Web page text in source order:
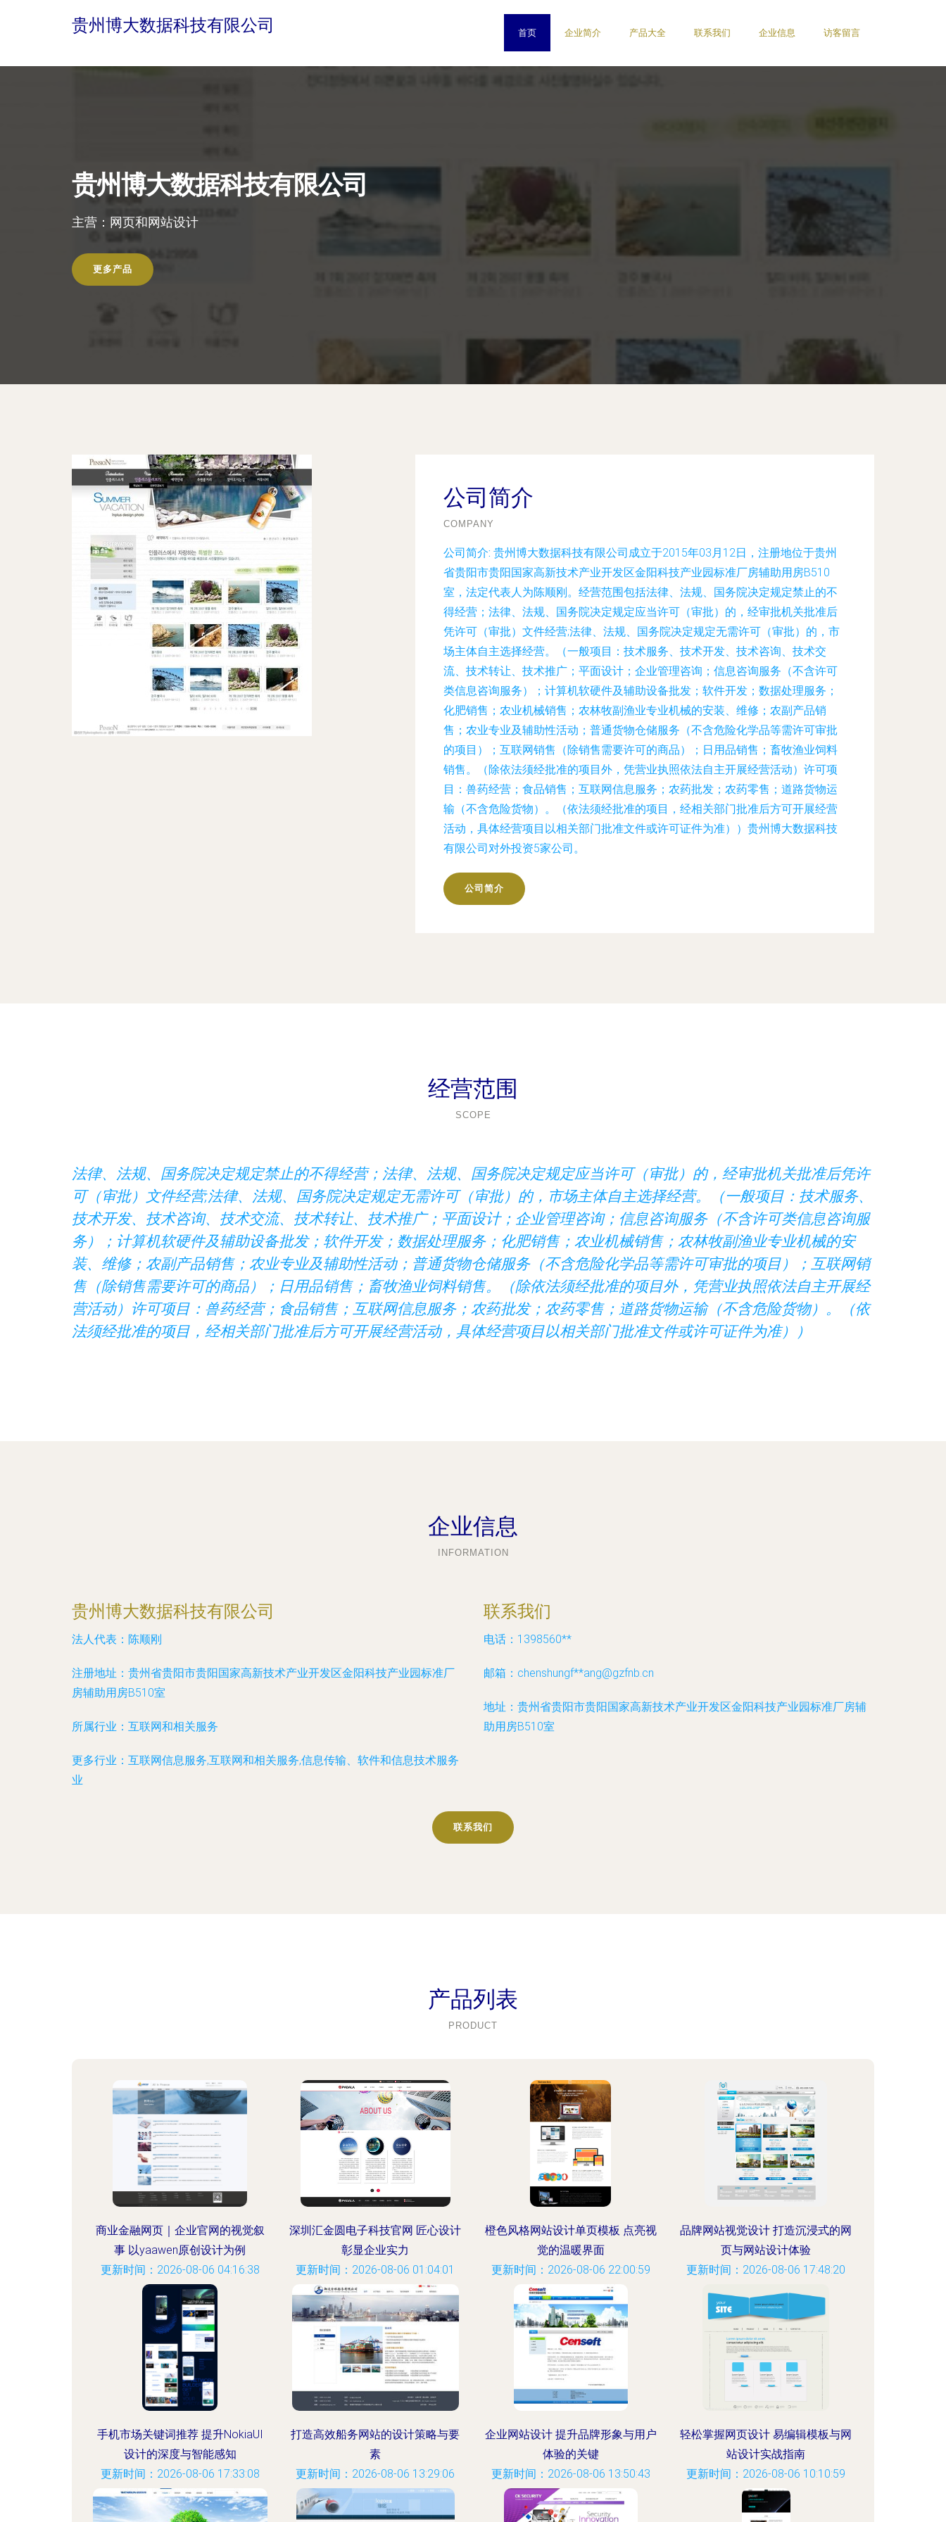
贵州博大数据科技有限公司 首页 企业简介 产品大全 联系我们 企业信息 访客留言
贵州博大数据科技有限公司
主营：网页和网站设计
更多产品
公司简介
COMPANY
公司简介: 贵州博大数据科技有限公司成立于2015年03月12日，注册地位于贵州
省贵阳市贵阳国家高新技术产业开发区金阳科技产业园标准厂房辅助用房B510
室，法定代表人为陈顺刚。经营范围包括法律、法规、国务院决定规定禁止的不
得经营；法律、法规、国务院决定规定应当许可（审批）的，经审批机关批准后
凭许可（审批）文件经营;法律、法规、国务院决定规定无需许可（审批）的，市
场主体自主选择经营。（一般项目：技术服务、技术开发、技术咨询、技术交
流、技术转让、技术推广；平面设计；企业管理咨询；信息咨询服务（不含许可
类信息咨询服务）；计算机软硬件及辅助设备批发；软件开发；数据处理服务；
化肥销售；农业机械销售；农林牧副渔业专业机械的安装、维修；农副产品销
售；农业专业及辅助性活动；普通货物仓储服务（不含危险化学品等需许可审批
的项目）；互联网销售（除销售需要许可的商品）；日用品销售；畜牧渔业饲料
销售。（除依法须经批准的项目外，凭营业执照依法自主开展经营活动）许可项
目：兽药经营；食品销售；互联网信息服务；农药批发；农药零售；道路货物运
输（不含危险货物）。（依法须经批准的项目，经相关部门批准后方可开展经营
活动，具体经营项目以相关部门批准文件或许可证件为准））贵州博大数据科技
有限公司对外投资5家公司。
公司简介
经营范围
SCOPE
法律、法规、国务院决定规定禁止的不得经营；法律、法规、国务院决定规定应当许可（审批）的，经审批机关批准后凭许
可（审批）文件经营;法律、法规、国务院决定规定无需许可（审批）的，市场主体自主选择经营。（一般项目：技术服务、
技术开发、技术咨询、技术交流、技术转让、技术推广；平面设计；企业管理咨询；信息咨询服务（不含许可类信息咨询服
务）；计算机软硬件及辅助设备批发；软件开发；数据处理服务；化肥销售；农业机械销售；农林牧副渔业专业机械的安
装、维修；农副产品销售；农业专业及辅助性活动；普通货物仓储服务（不含危险化学品等需许可审批的项目）；互联网销
售（除销售需要许可的商品）；日用品销售；畜牧渔业饲料销售。（除依法须经批准的项目外，凭营业执照依法自主开展经
营活动）许可项目：兽药经营；食品销售；互联网信息服务；农药批发；农药零售；道路货物运输（不含危险货物）。（依
法须经批准的项目，经相关部门批准后方可开展经营活动，具体经营项目以相关部门批准文件或许可证件为准））
企业信息
INFORMATION
贵州博大数据科技有限公司
法人代表： 陈顺刚
注册地址： 贵州省贵阳市贵阳国家高新技术产业开发区金阳科技产业园标准厂
房辅助用房B510室
所属行业： 互联网和相关服务
更多行业： 互联网信息服务,互联网和相关服务,信息传输、软件和信息技术服务
业
联系我们
电话：1398560**
邮箱：chenshungf**ang@gzfnb.cn
地址：贵州省贵阳市贵阳国家高新技术产业开发区金阳科技产业园标准厂房辅
助用房B510室
联系我们
产品列表
PRODUCT
商业金融网页｜企业官网的视觉叙
事 以yaawen原创设计为例
更新时间：2026-08-06 04:16:38
深圳汇金圆电子科技官网 匠心设计
彰显企业实力
更新时间：2026-08-06 01:04:01
橙色风格网站设计单页模板 点亮视
觉的温暖界面
更新时间：2026-08-06 22:00:59
品牌网站视觉设计 打造沉浸式的网
页与网站设计体验
更新时间：2026-08-06 17:48:20
手机市场关键词推荐 提升NokiaUI
设计的深度与智能感知
更新时间：2026-08-06 17:33:08
打造高效船务网站的设计策略与要
素
更新时间：2026-08-06 13:29:06
企业网站设计 提升品牌形象与用户
体验的关键
更新时间：2026-08-06 13:50:43
轻松掌握网页设计 易编辑模板与网
站设计实战指南
更新时间：2026-08-06 10:10:59